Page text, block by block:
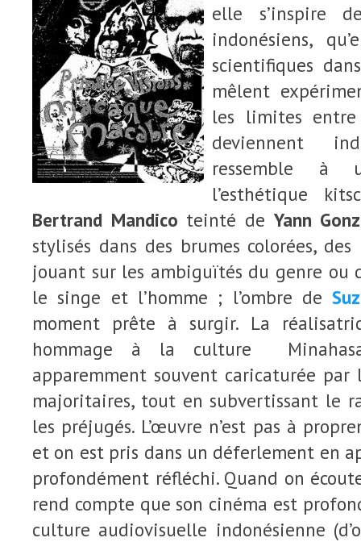
elle s’inspire
indonésiens,
scientifiques
mêlent
les limites
deviennent
ressemble à
l’esthétique
Bertrand Mandico teinté de Yann
stylisés dans des brumes colorées, des
jouant sur les ambiguïtés du genre
le singe et l’homme ; l’ombre de
moment prête à surgir. La
hommage à la culture
apparemment souvent caricaturée par
majoritaires, tout en subvertissant le
les préjugés. L’œuvre n’est pas à
et on est pris dans un déferlement en
profondément réfléchi. Quand on
rend compte que son cinéma est
culture audiovisuelle indonésienne